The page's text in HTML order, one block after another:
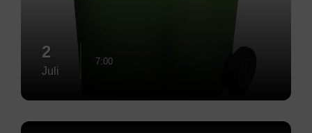
2
Juli
7:00
Mehr